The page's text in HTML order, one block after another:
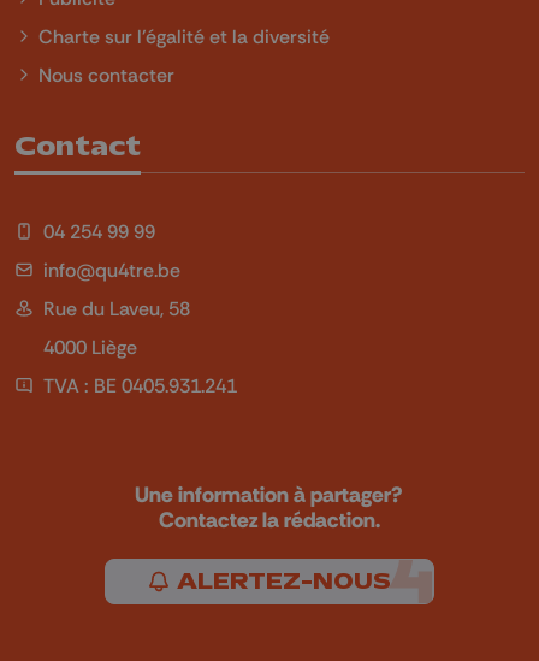
Charte sur l'égalité et la diversité
Nous contacter
Contact
04 254 99 99
info@qu4tre.be
Rue du Laveu, 58
4000 Liège
TVA : BE 0405.931.241
Une information à partager?
Contactez la rédaction.
ALERTEZ-NOUS